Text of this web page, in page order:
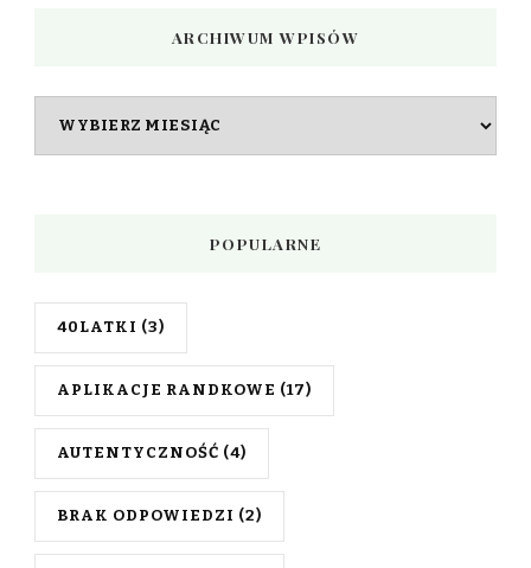
ARCHIWUM WPISÓW
POPULARNE
40LATKI (3)
APLIKACJE RANDKOWE (17)
AUTENTYCZNOŚĆ (4)
BRAK ODPOWIEDZI (2)